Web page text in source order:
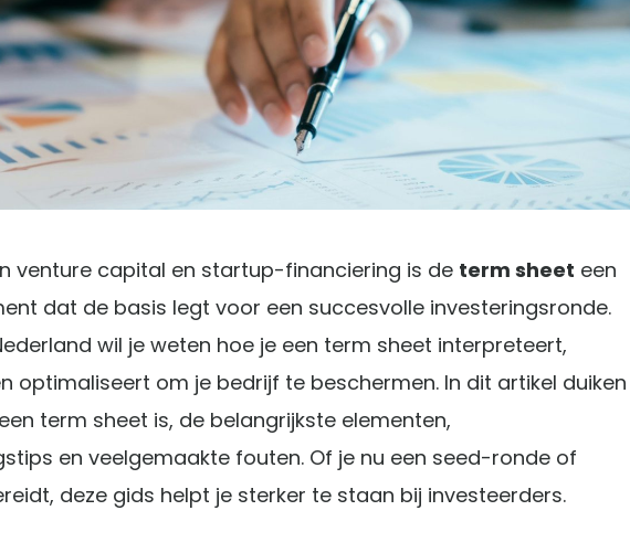
venture capital en startup-financiering is de term sheet een
dat de basis legt voor een succesvolle investeringsronde.
wil je weten hoe je een term sheet interpreteert,
optimaliseert om je bedrijf te beschermen. In dit artikel duiken
term sheet is, de belangrijkste elementen,
en veelgemaakte fouten. Of je nu een seed-ronde of
deze gids helpt je sterker te staan bij investeerders.